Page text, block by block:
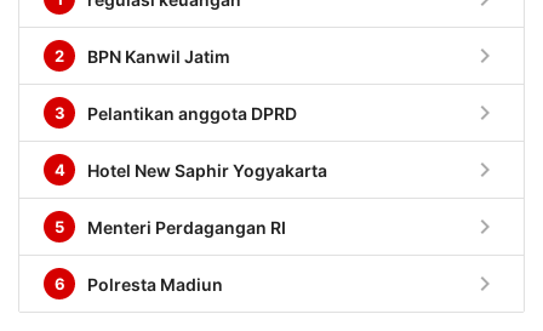
2 BPN Kanwil Jatim chevron_right
3 Pelantikan anggota DPRD chevron_right
4 Hotel New Saphir Yogyakarta chevron_right
5 Menteri Perdagangan RI chevron_right
6 Polresta Madiun chevron_right